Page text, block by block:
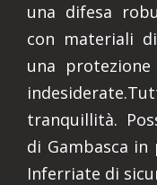
una difesa
con materiali
una
tranquillità.
di Gambasca
Inferriate di